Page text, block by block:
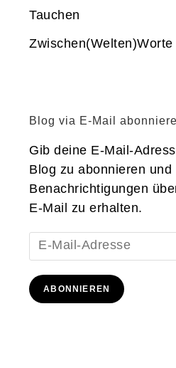
Tauchen
Zwischen(Welten)Worte
Blog via E-Mail
Gib deine E-Mail-
Blog zu abonnieren und
Benachrichtigungen
E-Mail zu erhalten.
E-
Mail-
Adresse
ABONNIEREN